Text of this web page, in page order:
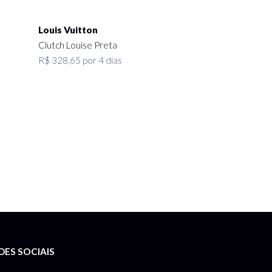
Louis Vuitton
Clutch Louise Preta
R$ 328,65 por 4 dias
SOCIAIS